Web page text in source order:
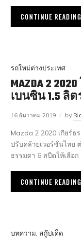
CONTINUE READING
รถใหม่ต่างประเทศ
MAZDA 2
เบนซิน 1.5 ลิต
16 ธันวาคม 2019 by
Mazda 2 2020 เกียร์ธ
ปรับคล้ายเวอร์ชั่นไทย
ธรรมดา 6 สปีดให้เลือก
CONTINUE READING
บทความ สกู๊ปเด็ด